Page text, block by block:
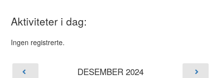
Aktiviteter i dag:
Ingen registrerte.
DESEMBER 2024